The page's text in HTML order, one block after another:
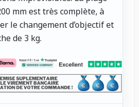
mm est très complète, à
le changement d’objectif et
de 3 kg.